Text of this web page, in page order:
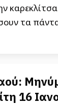
καρεκλίτσα
τα
16